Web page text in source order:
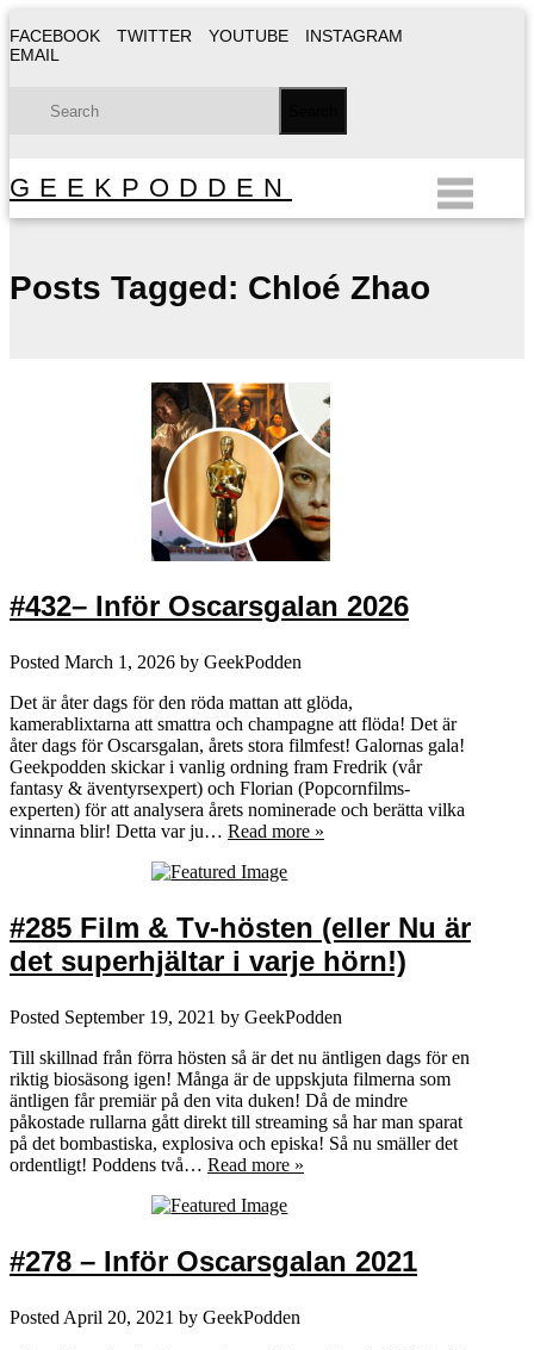
FACEBOOK TWITTER YOUTUBE
INSTAGRAM
EMAIL
GEEKPODDEN
Posts Tagged: Chloé Zhao
#432– Inför Oscarsgalan 2026
Posted March 1, 2026 by GeekPodden
Det är åter dags för den röda mattan att glöda,
kamerablixtarna att smattra och champagne att flöda! Det är
åter dags för Oscarsgalan, årets stora filmfest! Galornas gala!
Geekpodden skickar i vanlig ordning fram Fredrik (vår
fantasy & äventyrsexpert) och Florian (Popcornfilms-
experten) för att analysera årets nominerade och berätta vilka
vinnarna blir! Detta var ju… Read more »
#285 Film & Tv-hösten (eller Nu är
det superhjältar i varje hörn!)
Posted September 19, 2021 by GeekPodden
Till skillnad från förra hösten så är det nu äntligen dags för en
riktig biosäsong igen! Många är de uppskjuta filmerna som
äntligen får premiär på den vita duken! Då de mindre
påkostade rullarna gått direkt till streaming så har man sparat
på det bombastiska, explosiva och episka! Så nu smäller det
ordentligt! Poddens två… Read more »
#278 – Inför Oscarsgalan 2021
Posted April 20, 2021 by GeekPodden